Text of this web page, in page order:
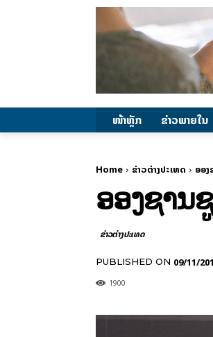
ໜ້າຫຼັກ ຂ່າວພາຍ​ໃນ
Home ຂ່າວຕ່າງປະເທດ ອອ
ອອງຊານ
ຂ່າວຕ່າງປະເທດ
PUBLISHED ON 09/11/
1900